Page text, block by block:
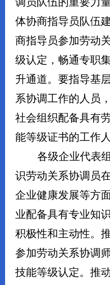
体协商指导员队伍
商指导员参加劳动
级认定，畅通专职
升通道。要指导基
系协调工作的人员
社会组织配备具有
能等级证书的工作人
各级企业代表
识劳动关系协调员
企业健康发展等方
业配备具有专业知
积极性和主动性。
参加劳动关系协调
技能等级认定。推